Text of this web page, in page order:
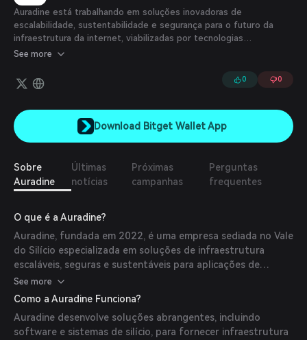
Español
Português (Brasil)
Español (Argentina)
Auradine está trabalhando em soluções inovadoras de
escalabilidade, sustentabilidade e segurança para o futuro da
infraestrutura da internet, viabilizadas por tecnologias
revolucionárias de blockchain, segurança, conhecimento zero e
See more
0 0
Download Bitget Wallet App
Sobre
Auradine
Últimas
notícias
Próximas
campanhas
Perguntas
frequentes
O que é a Auradine?
Auradine, fundada em 2022, é uma empresa sediada no Vale
do Silício especializada em soluções de infraestrutura
escaláveis, seguras e sustentáveis para aplicações de
blockchain e IA. A empresa foca no desenvolvimento de
tecnologias de silício e IA energeticamente eficientes para
See more
Como a Auradine Funciona?
Auradine desenvolve soluções abrangentes, incluindo
software e sistemas de silício, para fornecer infraestrutura